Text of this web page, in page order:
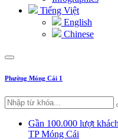
Tiếng Việt
English
Chinese
Phường Móng Cái 1
Gần 100.000 lượt
TP Móng Cái